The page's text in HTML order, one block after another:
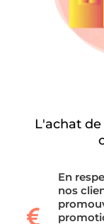
L'achat de
En
nos